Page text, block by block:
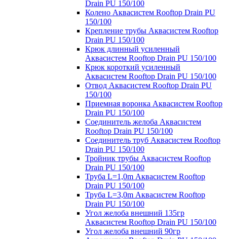
Drain PU 150/100
Колено Аквасистем Rooftop Drain PU
150/100
Крепление трубы Аквасистем Rooftop
Drain PU 150/100
Крюк длинный усиленный
Аквасистем Rooftop Drain PU 150/100
Крюк короткий усиленный
Аквасистем Rooftop Drain PU 150/100
Отвод Аквасистем Rooftop Drain PU
150/100
Приемная воронка Аквасистем Rooftop
Drain PU 150/100
Соединитель желоба Аквасистем
Rooftop Drain PU 150/100
Соединитель труб Аквасистем Rooftop
Drain PU 150/100
Тройник трубы Аквасистем Rooftop
Drain PU 150/100
Труба L=1,0m Аквасистем Rooftop
Drain PU 150/100
Труба L=3,0m Аквасистем Rooftop
Drain PU 150/100
Угол желоба внешний 135гр
Аквасистем Rooftop Drain PU 150/100
Угол желоба внешний 90гр